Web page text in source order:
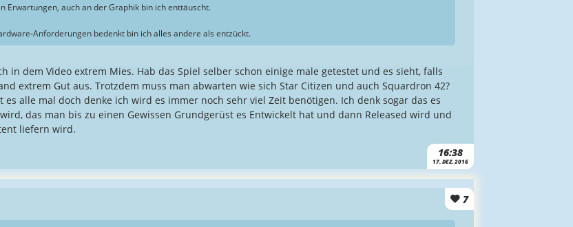
16:38
17. DEZ. 2016
Erwartungen, auch an der Graphik bin ich enttäuscht.
Anforderungen bedenkt bin ich alles andere als entzückt.
in dem Video extrem Mies. Hab das Spiel selber schon einige male getestet und es sieht, falls
extrem Gut aus. Trotzdem muss man abwarten wie sich Star Citizen und auch Squardron 42?
alle mal doch denke ich wird es immer noch sehr viel Zeit benötigen. Ich denk sogar das es
das man bis zu einen Gewissen Grundgerüst es Entwickelt hat und dann Released wird und
liefern wird.
7